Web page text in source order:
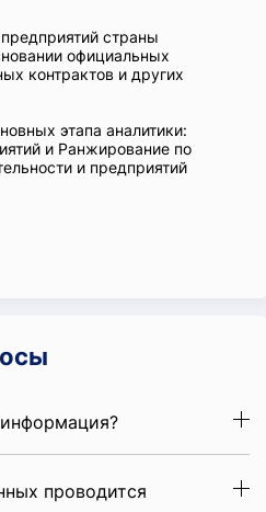
страны
официальных
контрактов и других
этапа аналитики:
и Ранжирование по
и предприятий
проводится